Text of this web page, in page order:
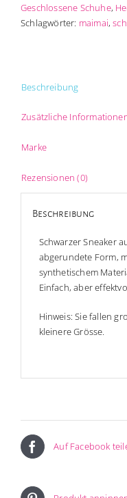
Geschlossene Schuhe,
Schlagwörter: maimai,
Beschreibung
Zusätzliche
Marke
Rezensionen (0)
Beschreibung
Schwarzer Sneaker
abgerundete Form,
synthetischem
Einfach, aber
Hinweis: Sie fallen
kleinere Grösse.
Auf Facebook